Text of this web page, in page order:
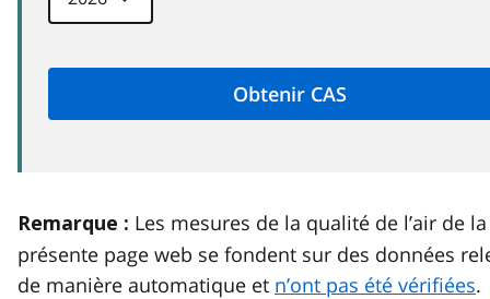
Remarque : Les mesures de la qualité de l’air de la
présente page web se fondent sur des données
de manière automatique et n’ont pas été vérifiées.